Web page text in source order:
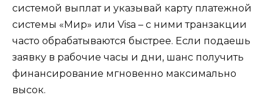
системой выплат и указывай карту платежной
системы «Мир» или Visa – с ними транзакции
часто обрабатываются быстрее. Если подаешь
заявку в рабочие часы и дни, шанс получить
финансирование мгновенно максимально
высок.